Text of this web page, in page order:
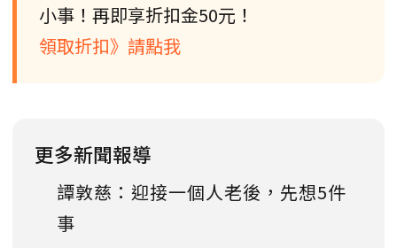
小事！再即享折扣金50元！
領取折扣》請點我
更多新聞報導
譚敦慈：迎接一個人老後，先想5件
事